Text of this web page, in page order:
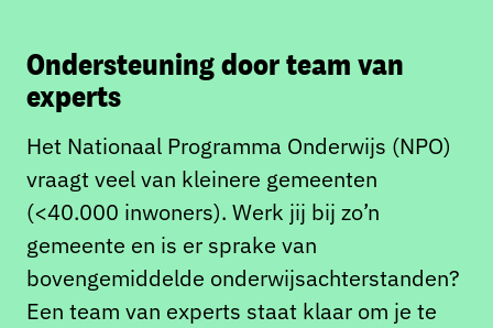
Ondersteuning door team van
experts
Het Nationaal Programma Onderwijs (NPO)
vraagt veel van kleinere gemeenten
(<40.000 inwoners). Werk jij bij zo’n
gemeente en is er sprake van
bovengemiddelde onderwijsachterstanden?
Een team van experts staat klaar om je te